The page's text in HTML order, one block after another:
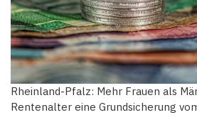
Rheinland-Pfalz: Mehr Frauen als
Rentenalter eine Grundsicherung